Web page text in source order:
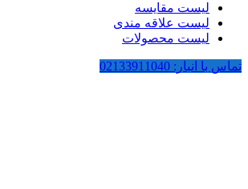
لیست مقایسه
لیست علاقه مندی
لیست محصولات
تماس با انبار: 02133911040